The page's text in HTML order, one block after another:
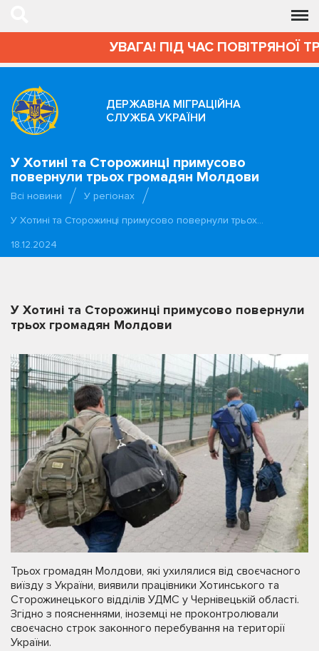
УВАГА! ПІД ЧАС ПОВІТРЯНОЇ
ДЕРЖАВНА МІГРАЦІЙНА
СЛУЖБА УКРАЇНИ
У Хотині та Сторожинці примусово
повернули трьох громадян Молдови
Всі новини
У регіонах
У Хотині та Сторожинці примусово повернули трьох…
18.12.2024
У Хотині та Сторожинці примусово повернули
трьох громадян Молдови
Трьох громадян Молдови, які ухилялися від своєчасного
виїзду з України, виявили працівники Хотинського та
Сторожинецького відділів УДМС у Чернівецькій області.
Згідно з поясненнями, іноземці не проконтролювали
своєчасно строк законного перебування на території
України.